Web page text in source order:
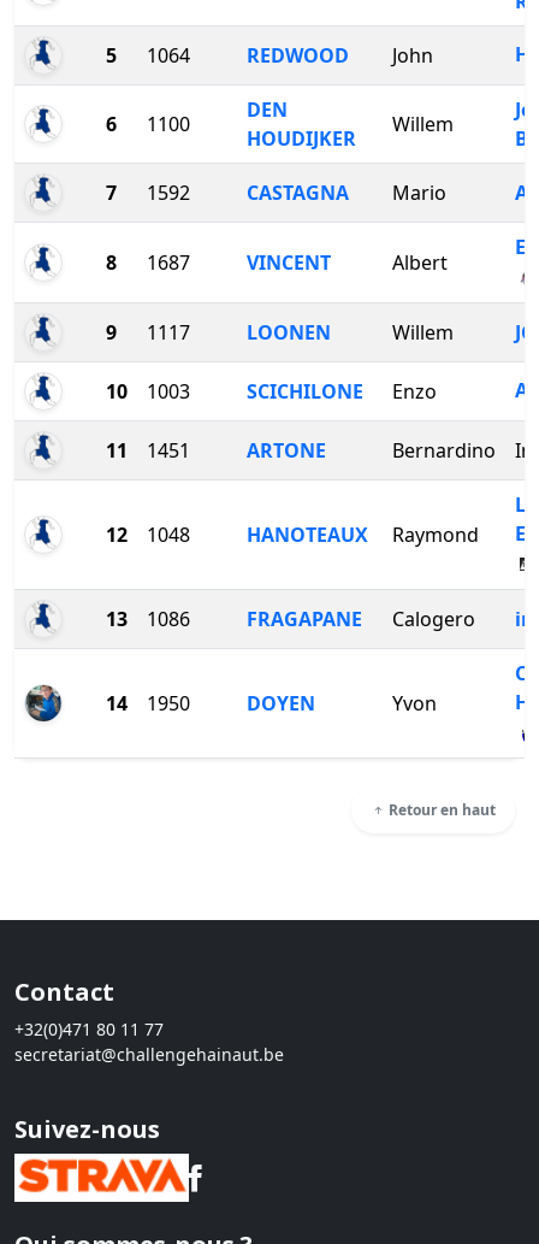
5 1064 REDWOOD John
6 1100
DEN
HOUDIJKER
Willem
7 1592 CASTAGNA Mario
8 1687 VINCENT Albert
9 1117 LOONEN Willem
10 1003 SCICHILONE Enzo
11 1451 ARTONE Bernardino
12 1048 HANOTEAUX Raymond
13 1086 FRAGAPANE Calogero
14 1950 DOYEN Yvon
Retour en haut
Contact
+32(0)471 80 11 77
secretariat@challengehainaut.be
Suivez-nous